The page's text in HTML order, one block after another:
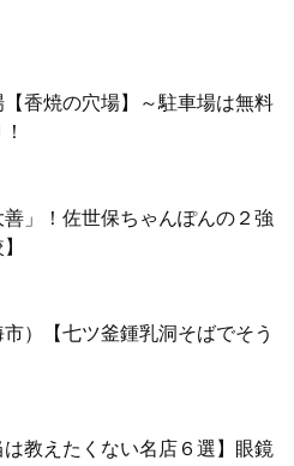
【香焼の穴場】～駐車場は無料
善」！佐世保ちゃんぽんの２強
）【七ツ釜鍾乳洞そばでそう
教えたくない名店６選】眼鏡